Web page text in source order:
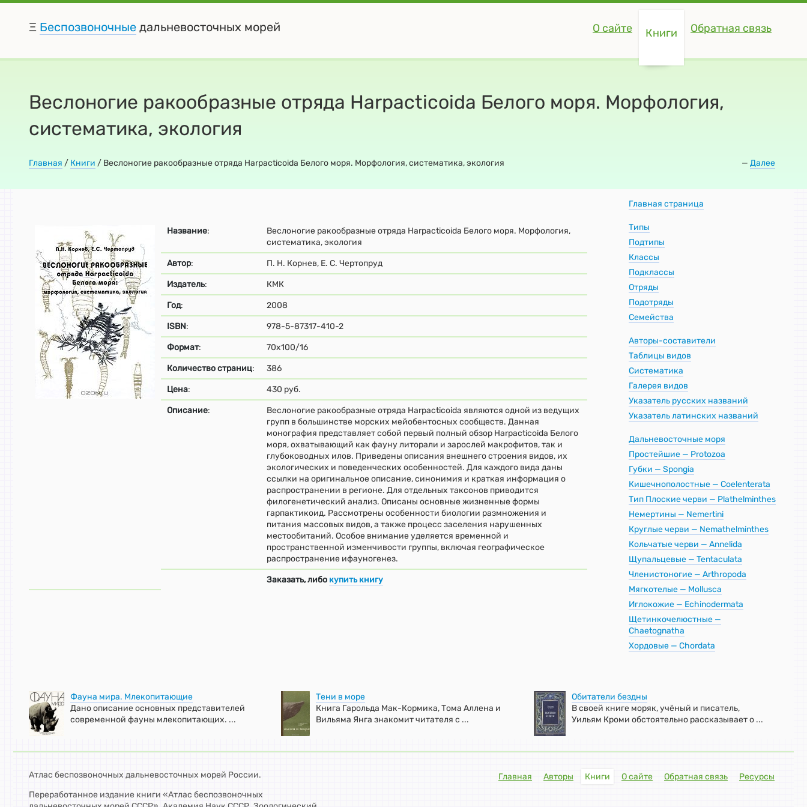
Ξ Беспозвоночные дальневосточных морей О сайте Книги Обратная связь
Веслоногие ракообразные отряда Harpacticoida Белого моря. Морфология,
систематика, экология
Главная / — Далее
Книги / Веслоногие ракообразные отряда Harpacticoida Белого моря. Морфология, систематика, экология
Название:
Веслоногие ракообразные отряда Harpacticoida Белого моря. Морфология,
систематика, экология
Автор: П. Н. Корнев, Е. С. Чертопруд
Издатель: КМК
Год: 2008
ISBN: 978-5-87317-410-2
Формат: 70x100/16
Количество страниц: 386
Цена: 430 руб.
Описание:
Веслоногие ракообразные отряда Harpacticoida являются одной из ведущих
групп в большинстве морских мейобентосных сообществ. Данная
монография представляет собой первый полный обзор Harpacticoida Белого
моря, охватывающий как фауну литорали и зарослей макрофитов, так и
глубоководных илов. Приведены описания внешнего строения видов, их
экологических и поведенческих особенностей. Для каждого вида даны
ссылки на оригинальное описание, синонимия и краткая информация о
распространении в регионе. Для отдельных таксонов приводится
филогенетический анализ. Описаны основные жизненные формы
гарпактикоид. Рассмотрены особенности биологии размножения и
питания массовых видов, а также процесс заселения нарушенных
местообитаний. Особое внимание уделяется временной и
пространственной изменчивости группы, включая географическое
распространение ифауногенез.
Заказать, либо купить книгу
Главная страница
Типы
Подтипы
Классы
Подклассы
Отряды
Подотряды
Семейства
Авторы-составители
Таблицы видов
Систематика
Галерея видов
Указатель русских названий
Указатель латинских названий
Дальневосточные моря
Простейшие — Protozoa
Губки — Spongia
Кишечнополостные — Coelenterata
Тип Плоские черви — Plathelminthes
Немертины — Nemertini
Круглые черви — Nemathelminthes
Кольчатые черви — Annelida
Щупальцевые — Tentaculata
Членистоногие — Arthropoda
Мягкотелые — Mollusca
Иглокожие — Echinodermata
Щетинкочелюстные —
Chaetognatha
Хордовые — Chordata
Фауна мира. Млекопитающие
Дано описание основных представителей
современной фауны млекопитающих. ...
Тени в море
Книга Гарольда Мак-Кормика, Тома Аллена и
Вильяма Янга знакомит читателя с ...
Обитатели бездны
В своей книге моряк, учёный и писатель,
Уильям Кроми обстоятельно рассказывает о ...
Атлас беспозвоночных дальневосточных морей России.
Переработанное издание книги «Атлас беспозвоночных
Главная Авторы Книги О сайте Обратная связь Ресурсы